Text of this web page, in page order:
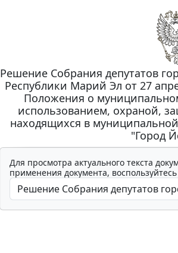
Решение Собрания депутатов
Республики Марий Эл от 27
Положения о
использованием, охраной,
находящихся в муниципальной
"Город
Для просмотра актуального текста
применения документа,